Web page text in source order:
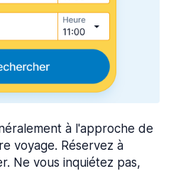
à l'approche de
voyage. Réservez à
Ne vous inquiétez pas,